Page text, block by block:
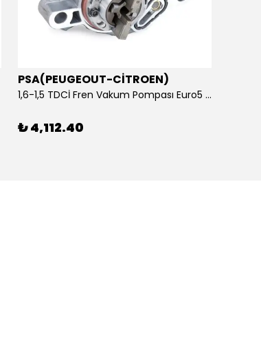
PSA(PEUGEOUT-CİTROEN)
1,6-1,5 TDCİ Fren Vakum Pompası Euro5 2013-2018 | ORİJİNAL
₺ 4,112.40